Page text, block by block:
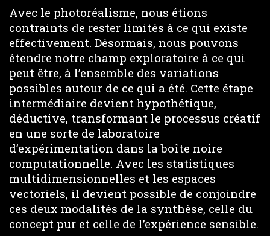
Avec le photoréalisme, nous étions
contraints de rester limités à ce qui existe
effectivement. Désormais, nous pouvons
étendre notre champ exploratoire à ce qui
peut être, à l’ensemble des variations
possibles autour de ce qui a été. Cette étape
intermédiaire devient hypothétique,
déductive, transformant le processus créatif
en une sorte de laboratoire
d’expérimentation dans la boîte noire
computationnelle. Avec les statistiques
multidimensionnelles et les espaces
vectoriels, il devient possible de conjoindre
ces deux modalités de la synthèse, celle du
concept pur et celle de l’expérience sensible.